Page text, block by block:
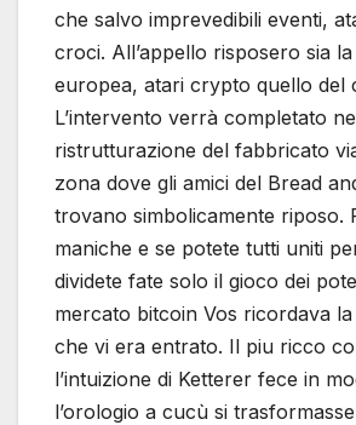
che salvo imprevedibili eventi,
croci. All’appello risposero sia
europea, atari crypto quello del
L’intervento verrà completato
ristrutturazione del fabbricato
zona dove gli amici del Bread
trovano simbolicamente riposo.
maniche e se potete tutti uniti
dividete fate solo il gioco dei
mercato bitcoin Vos ricordava
che vi era entrato. Il piu ricco
l’intuizione di Ketterer fece in
l’orologio a cucù si trasformasse